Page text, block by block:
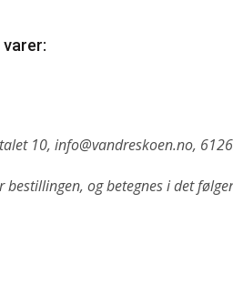
10, info@vandreskoen.no,
og betegnes i det